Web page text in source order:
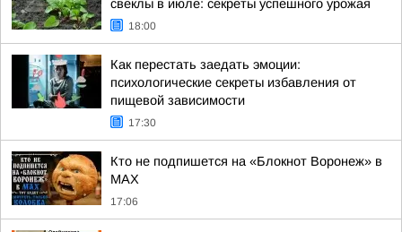
свеклы в июле: секреты успешного урожая
18:00
Как перестать заедать эмоции:
психологические секреты избавления от
пищевой зависимости
17:30
Кто не подпишется на «Блокнот Воронеж» в
МАХ
17:06